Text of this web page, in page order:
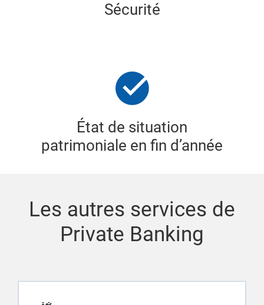
Sécurité
État de situation
patrimoniale en fin d’année
Les autres services de
Private Banking